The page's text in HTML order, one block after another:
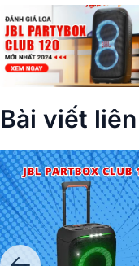
Bài viết